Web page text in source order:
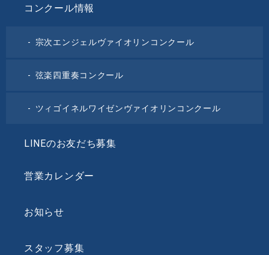
コンクール情報
宗次エンジェルヴァイオリンコンクール
弦楽四重奏コンクール
ツィゴイネルワイゼンヴァイオリンコンクール
LINEのお友だち募集
営業カレンダー
お知らせ
スタッフ募集